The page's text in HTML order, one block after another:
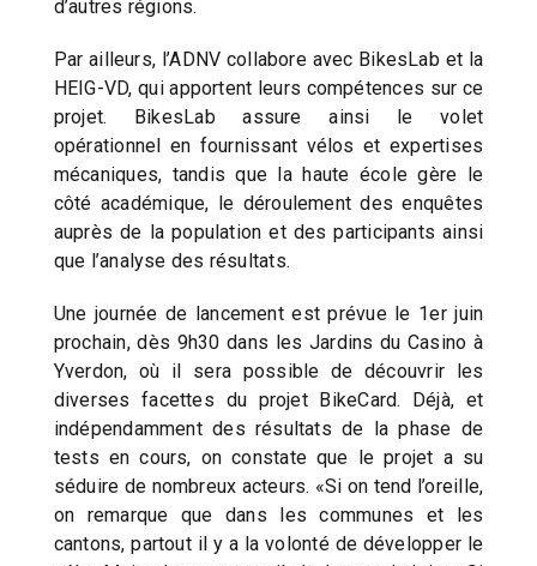
d’autres régions.
Par ailleurs, l’ADNV collabore avec BikesLab et la
HEIG-VD, qui apportent leurs compétences sur ce
projet. BikesLab assure ainsi le volet
opérationnel en fournissant vélos et expertises
mécaniques, tandis que la haute école gère le
côté académique, le déroulement des enquêtes
auprès de la population et des participants ainsi
que l’analyse des résultats.
Une journée de lancement est prévue le 1er juin
prochain, dès 9h30 dans les Jardins du Casino à
Yverdon, où il sera possible de découvrir les
diverses facettes du projet BikeCard. Déjà, et
indépendamment des résultats de la phase de
tests en cours, on constate que le projet a su
séduire de nombreux acteurs. «Si on tend l’oreille,
on remarque que dans les communes et les
cantons, partout il y a la volonté de développer le